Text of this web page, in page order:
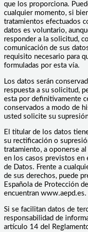
que los proporciona.
cualquier momento, si
tratamientos efectuados
datos es voluntario,
responder a la solicitud,
comunicación de sus
requisito necesario para
formuladas por esta vía.
Los datos serán
respuesta a su solicitud,
esta por definitivamente
conservados a modo de
usted solicite su
El titular de los datos
su rectificación o
tratamiento, a oponerse
en los casos previstos en
de Datos. Frente a
de sus derechos, puede
Española de Protección
encuentran www.aepd.es.
Si se facilitan datos de
responsabilidad de
artículo 14 del